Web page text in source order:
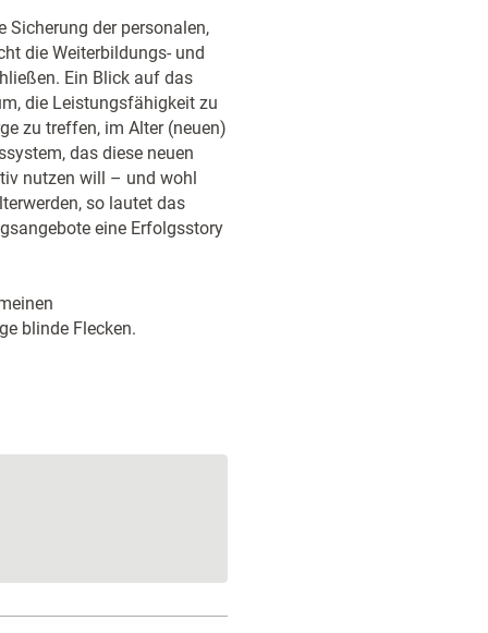
Sicherung der personalen,
die Weiterbildungs- und
Ein Blick auf das
die Leistungsfähigkeit zu
zu treffen, im Alter (neuen)
das diese neuen
nutzen will – und wohl
so lautet das
eine Erfolgsstory
blinde Flecken.